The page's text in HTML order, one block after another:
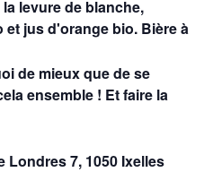
levure de blanche,
jus d'orange bio. Bière à
de mieux que de se
ensemble ! Et faire la
Londres 7, 1050 Ixelles